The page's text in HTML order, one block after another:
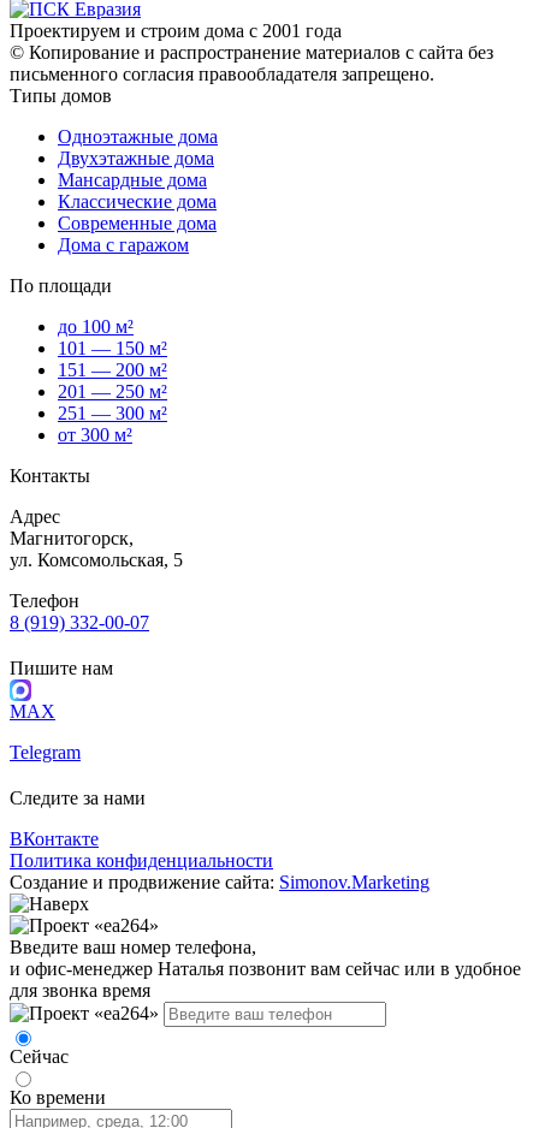
Проектируем и строим дома с 2001 года
© Копирование и распространение материалов с сайта без
письменного согласия правообладателя запрещено.
Типы домов
Одноэтажные дома
Двухэтажные дома
Мансардные дома
Классические дома
Современные дома
Дома с гаражом
По площади
до 100 м²
101 — 150 м²
151 — 200 м²
201 — 250 м²
251 — 300 м²
от 300 м²
Контакты
Адрес
Магнитогорск,
ул. Комсомольская, 5
Телефон
8 (919) 332-00-07
Пишите нам
MAX
Telegram
Следите за нами
ВКонтакте
Политика конфиденциальности
Создание и продвижение сайта: Simonov.Marketing
Введите ваш номер телефона,
и офис-менеджер Наталья позвонит вам сейчас или в удобное
для звонка время
Сейчас
Ко времени